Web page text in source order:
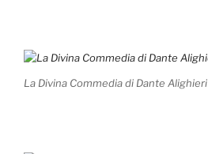
La Divina Commedia di Dante Alighieri